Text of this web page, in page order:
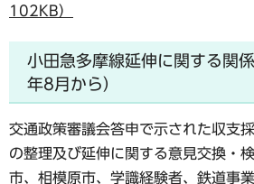
102KB）
小田急多摩線延伸に関する関
年8月から）
交通政策審議会答申で示された収支
の整理及び延伸に関する意見交換・
市、相模原市、学識経験者、鉄道事